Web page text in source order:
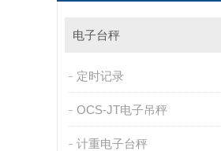
电子台秤
定时记录
OCS-JT电子吊秤
计重电子台秤